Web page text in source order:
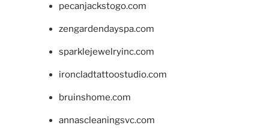
pecanjackstogo.com
zengardendayspa.com
sparklejewelryinc.com
ironcladtattoostudio.com
bruinshome.com
annascleaningsvc.com